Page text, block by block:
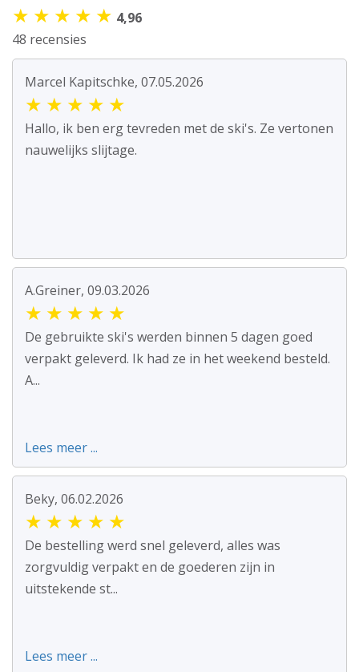
★ ★ ★ ★ ★ 4,96
48 recensies
Marcel Kapitschke, 07.05.2026
★ ★ ★ ★ ★
Hallo, ik ben erg tevreden met de ski's. Ze vertonen
nauwelijks slijtage.
A.Greiner, 09.03.2026
★ ★ ★ ★ ★
De gebruikte ski's werden binnen 5 dagen goed
verpakt geleverd. Ik had ze in het weekend besteld.
A...
Lees meer ...
Beky, 06.02.2026
★ ★ ★ ★ ★
De bestelling werd snel geleverd, alles was
zorgvuldig verpakt en de goederen zijn in
uitstekende st...
Lees meer ...